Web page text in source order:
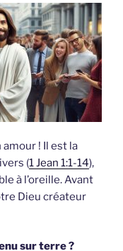
! Il est la
(1 Jean 1:1-14),
à l’oreille. Avant
Dieu créateur
sur terre ?